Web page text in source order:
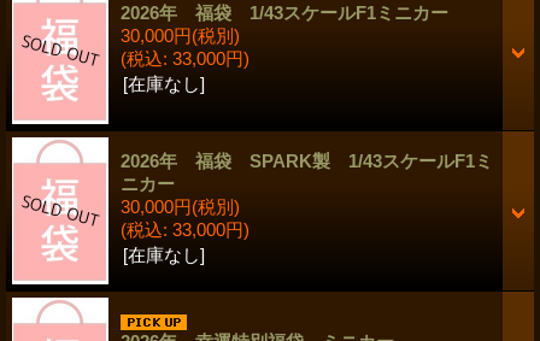
2026年 福袋 1/43スケールF1ミニカー
30,000円(税別)
(税込: 33,000円)
[在庫なし]
2026年 福袋 SPARK製 1/43スケールF1ミ
ニカー
30,000円(税別)
(税込: 33,000円)
[在庫なし]